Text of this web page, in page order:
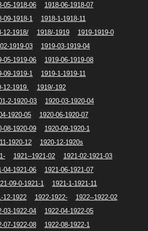
05-1918-06
1918-06-1918-07
09-1918-1
1918-1-1918-11
12-1918/ 1918/-1919
1919-1919-0
1919-03
1919-03-1919-04
05-1919-06
1919-06-1919-08
09-1919-1
1919-1-1919-11
12-1919.
1919/-192
2-1920-03
1920-03-1920-04
1920-05
1920-06-1920-07
08-1920-09
1920-09-1920-1
1920-12
1920-12-1920s
1921--1921-02
1921-02-1921-03
04-1921-06
1921-06-1921-07
09-0-1921-1
1921-1-1921-11
12-1922 1922-1922-
1922--1922-02
03-1922-04
1922-04-1922-05
07-1922-08
1922-08-1922-1